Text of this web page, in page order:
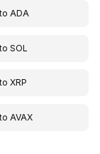
ADA
SOL
XRP
AVAX